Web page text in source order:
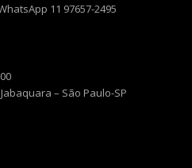
11 97657-2495
– São Paulo-SP